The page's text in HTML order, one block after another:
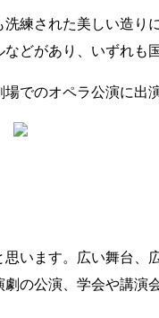
練された美しい造
どがあり、いずれも
でのオペラ公演に出
います。広い舞台
の公演、学会や講